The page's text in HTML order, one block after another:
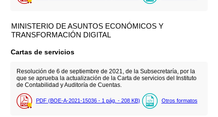
MINISTERIO DE ASUNTOS ECONÓMICOS Y
TRANSFORMACIÓN DIGITAL
Cartas de servicios
Resolución de 6 de septiembre de 2021, de la Subsecretaría, por la
que se aprueba la actualización de la Carta de servicios del Instituto
de Contabilidad y Auditoría de Cuentas.
PDF (BOE-A-2021-15036 - 1 pág. - 208 KB) Otros formatos